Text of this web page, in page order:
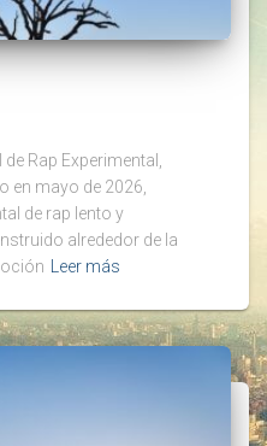
Rap Experimental,
en mayo de 2026,
de rap lento y
alrededor de la
Leer más